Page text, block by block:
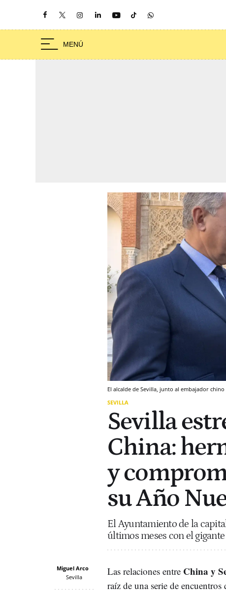
El alcalde de Sevilla, junto al embajador chino
SEVILLA
Sevilla
China:
y
su Año
El Ayuntamiento de la
últimos meses con el
Miguel Arco
Sevilla
Las relaciones entre China y
raíz de una serie de